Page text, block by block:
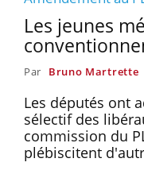
Les jeunes
Par Bruno Martrette
Les députés ont
sélectif des
commission du
plébiscitent